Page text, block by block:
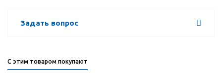
Задать вопрос
С этим товаром покупают